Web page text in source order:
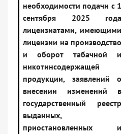
необходимости подачи с 1
сентября 2025 года
лицензиатами, имеющими
лицензии на производство
и оборот табачной и
никотинсодержащей
продукции, заявлений о
внесении изменений в
государственный реестр
выданных,
приостановленных и